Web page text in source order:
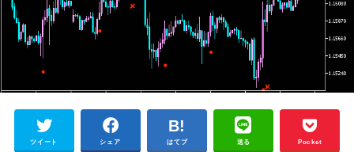
ツイート シェア はてブ 送る Pocket